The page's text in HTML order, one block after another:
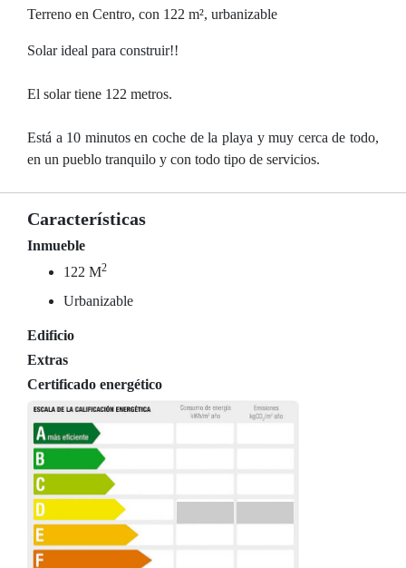
Terreno en Centro, con 122 m², urbanizable
Solar ideal para construir!!
El solar tiene 122 metros.
Está a 10 minutos en coche de la playa y muy cerca de todo,
en un pueblo tranquilo y con todo tipo de servicios.
Características
Inmueble
122 M2
Urbanizable
Edificio
Extras
Certificado energético